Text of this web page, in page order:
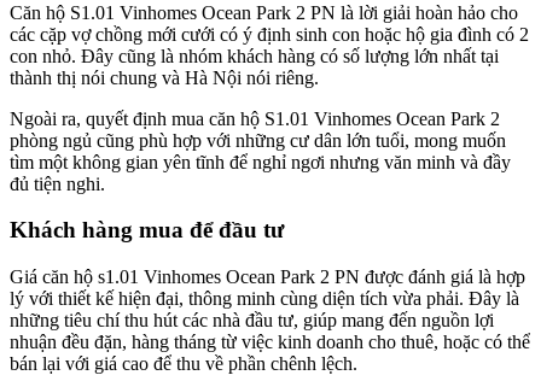
Căn hộ S1.01 Vinhomes Ocean Park 2 PN là lời giải hoàn hảo cho
các cặp vợ chồng mới cưới có ý định sinh con hoặc hộ gia đình có 2
con nhỏ. Đây cũng là nhóm khách hàng có số lượng lớn nhất tại
thành thị nói chung và Hà Nội nói riêng.
Ngoài ra, quyết định mua căn hộ S1.01 Vinhomes Ocean Park 2
phòng ngủ cũng phù hợp với những cư dân lớn tuổi, mong muốn
tìm một không gian yên tĩnh để nghỉ ngơi nhưng văn minh và đầy
đủ tiện nghi.
Khách hàng mua để đầu tư
Giá căn hộ s1.01 Vinhomes Ocean Park 2 PN được đánh giá là hợp
lý với thiết kế hiện đại, thông minh cùng diện tích vừa phải. Đây là
những tiêu chí thu hút các nhà đầu tư, giúp mang đến nguồn lợi
nhuận đều đặn, hàng tháng từ việc kinh doanh cho thuê, hoặc có thể
bán lại với giá cao để thu về phần chênh lệch.